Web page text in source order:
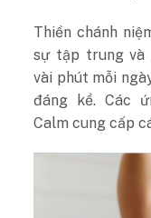
Thiền chánh
sự tập trung và
vài phút mỗi
đáng kể. Các
Calm cung cấp